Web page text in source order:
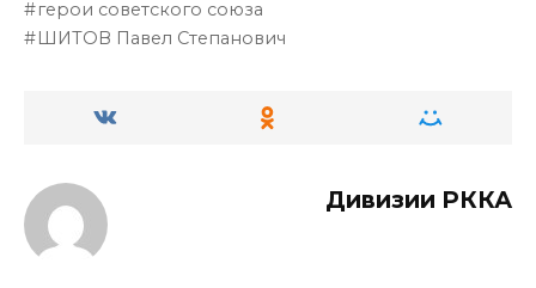
герои советского союза
ШИТОВ Павел Степанович
Дивизии РККА